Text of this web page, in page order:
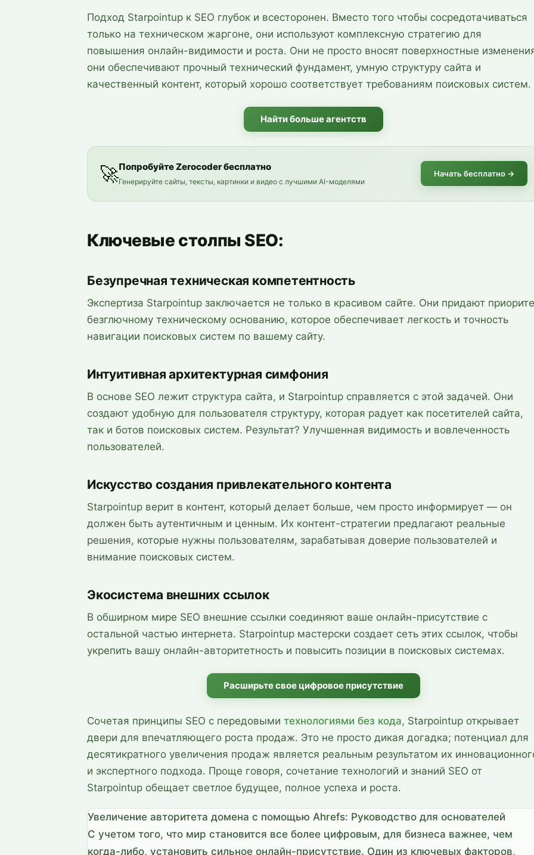
Подход Starpointup к SEO глубок и всесторонен. Вместо того чтобы сосредотачиваться
только на техническом жаргоне, они используют комплексную стратегию для
повышения онлайн-видимости и роста. Они не просто вносят поверхностные
они обеспечивают прочный технический фундамент, умную структуру сайта и
качественный контент, который хорошо соответствует требованиям поисковых систем.
Найти больше агентств
🚀Попробуйте Zerocoder бесплатно
Генерируйте сайты, тексты, картинки и видео с лучшими AI-моделями
Начать бесплатно →
Ключевые столпы SEO:
Безупречная техническая компетентность
Экспертиза Starpointup заключается не только в красивом сайте. Они придают
безглючному техническому основанию, которое обеспечивает легкость и точность
навигации поисковых систем по вашему сайту.
Интуитивная архитектурная симфония
В основе SEO лежит структура сайта, и Starpointup справляется с этой задачей. Они
создают удобную для пользователя структуру, которая радует как посетителей сайта,
так и ботов поисковых систем. Результат? Улучшенная видимость и вовлеченность
пользователей.
Искусство создания привлекательного контента
Starpointup верит в контент, который делает больше, чем просто информирует — он
должен быть аутентичным и ценным. Их контент-стратегии предлагают реальные
решения, которые нужны пользователям, зарабатывая доверие пользователей и
внимание поисковых систем.
Экосистема внешних ссылок
В обширном мире SEO внешние ссылки соединяют ваше онлайн-присутствие с
остальной частью интернета. Starpointup мастерски создает сеть этих ссылок, чтобы
укрепить вашу онлайн-авторитетность и повысить позиции в поисковых системах.
Расширьте свое цифровое присутствие
Сочетая принципы SEO с передовыми технологиями без кода, Starpointup открывает
двери для впечатляющего роста продаж. Это не просто дикая догадка; потенциал для
десятикратного увеличения продаж является реальным результатом их
и экспертного подхода. Проще говоря, сочетание технологий и знаний SEO от
Starpointup обещает светлое будущее, полное успеха и роста.
Увеличение авторитета домена с помощью Ahrefs: Руководство для основателей
С учетом того, что мир становится все более цифровым, для бизнеса важнее, чем
когда-либо, установить сильное онлайн-присутствие. Один из ключевых факторов,